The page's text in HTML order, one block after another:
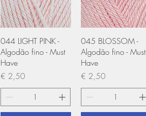
Visualização rápida
044 LIGHT PINK -
Algodão fino - Must
Have
Preço
€ 2,50
Visualização rápida
045 BLOSSOM -
Algodão fino - Must
Have
Preço
€ 2,50